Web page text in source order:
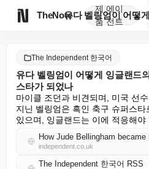
TheNote
제
품
에이
전트
The Independent 한국어
유다 벨링엄이 어떻게 잉글랜드
스타가 되었나
마이클 조던과 비견되며, 미국 선
지닌 벨링엄은 흑인 축구 슈퍼스
있으며, 잉글랜드는 이에 적응해야
independent.co.uk
The Independent 한국어 RSS